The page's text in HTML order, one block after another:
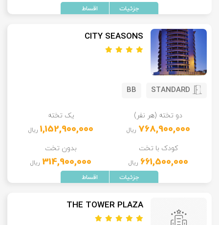
CITY SEASONS
STANDARD
BB
دو تخته (هر نفر)
768,900,000 ریال
یک تخته
1,152,900,000 ریال
کودک با تخت
661,500,000 ریال
بدون تخت
314,900,000 ریال
THE TOWER PLAZA